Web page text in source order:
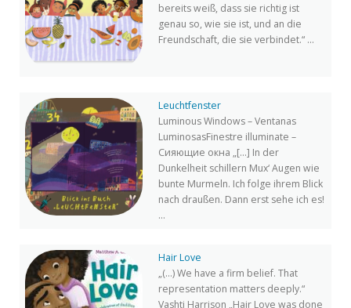
bereits weiß, dass sie richtig ist
genau so, wie sie ist, und an die
Freundschaft, die sie verbindet.“ ...
Leuchtfenster
Luminous Windows – Ventanas
LuminosasFinestre illuminate –
Сияющие окна „[…] In der
Dunkelheit schillern Mux‘ Augen wie
bunte Murmeln. Ich folge ihrem Blick
nach draußen. Dann erst sehe ich es!
...
Hair Love
„(…) We have a firm belief. That
representation matters deeply.“
Vashti Harrison „Hair Love was done